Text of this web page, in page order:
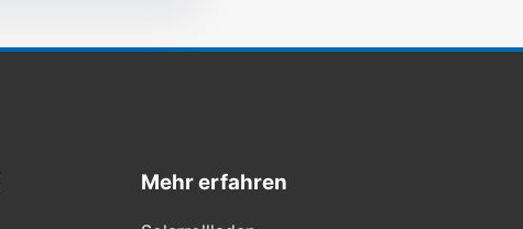
Mehr erfahren